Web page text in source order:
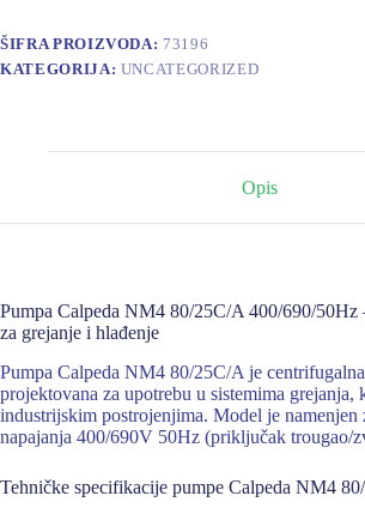
ŠIFRA PROIZVODA: 73196
KATEGORIJA: UNCATEGORIZED
Opis
Pumpa Calpeda NM4 80/25C/A 400/690/50Hz
za grejanje i hlađenje
Pumpa Calpeda NM4 80/25C/A je
projektovana za upotrebu u sistemima grejanja,
industrijskim postrojenjima. Model je namenjen
napajanja 400/690V 50Hz (priključak trougao/
Tehničke specifikacije pumpe Calpeda NM4